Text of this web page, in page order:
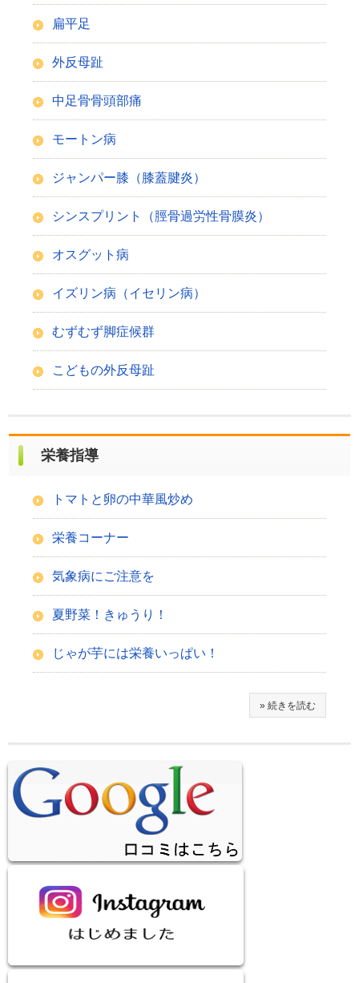
扁平足
外反母趾
中足骨骨頭部痛
モートン病
ジャンパー膝（膝蓋腱炎）
シンスプリント（脛骨過労性骨膜炎）
オスグット病
イズリン病（イセリン病）
むずむず脚症候群
こどもの外反母趾
栄養指導
トマトと卵の中華風炒め
栄養コーナー
気象病にご注意を
夏野菜！きゅうり！
じゃが芋には栄養いっぱい！
» 続きを読む